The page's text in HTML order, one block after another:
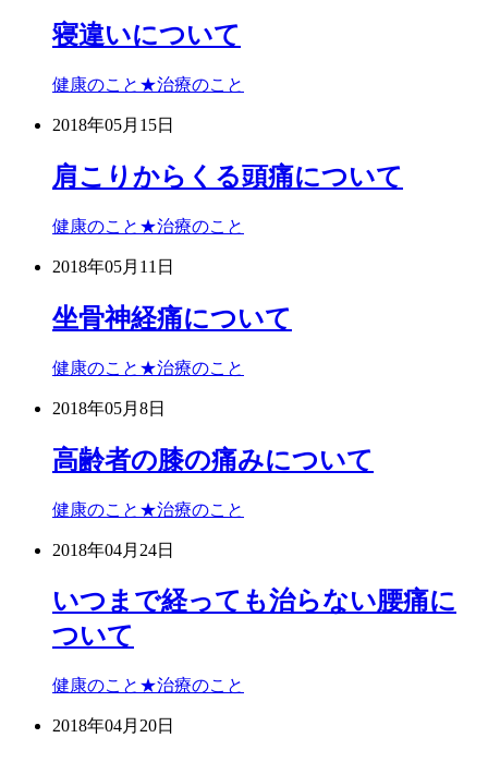
寝違いについて
健康のこと★治療のこと
2018年05月15日
肩こりからくる頭痛について
健康のこと★治療のこと
2018年05月11日
坐骨神経痛について
健康のこと★治療のこと
2018年05月8日
高齢者の膝の痛みについて
健康のこと★治療のこと
2018年04月24日
いつまで経っても治らない腰痛に
ついて
健康のこと★治療のこと
2018年04月20日